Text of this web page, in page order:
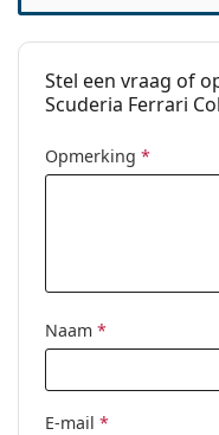
Stel een vraag of
Scuderia Ferrari
Opmerking *
Naam *
E-mail *